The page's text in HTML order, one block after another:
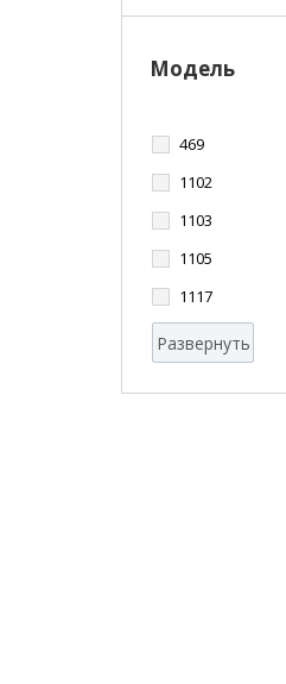
Модель
469
1102
1103
1105
1117
Развернуть